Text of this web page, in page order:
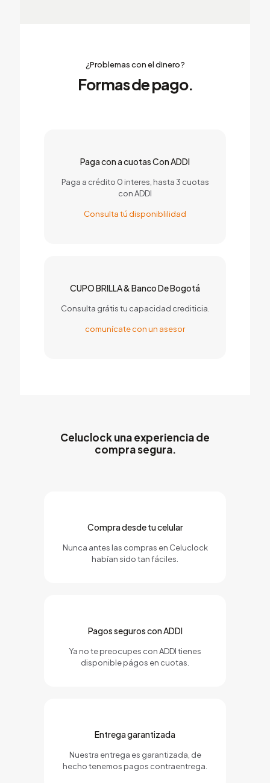
¿Problemas con el dinero?
Formasde pago.
Paga con a cuotas Con ADDI
Paga a crédito 0 interes, hasta 3 cuotas
con ADDI
Consulta tú disponiblilidad
CUPO BRILLA & Banco De Bogotá
Consulta grátis tu capacidad crediticia.
comunícate con un asesor
Celuclock una experiencia de
compra segura.
Compra desde tu celular
Nunca antes las compras en Celuclock
habían sido tan fáciles.
Pagos seguros con ADDI
Ya no te preocupes con ADDI tienes
disponible págos en cuotas.
Entrega garantizada
Nuestra entrega es garantizada, de
hecho tenemos pagos contraentrega.